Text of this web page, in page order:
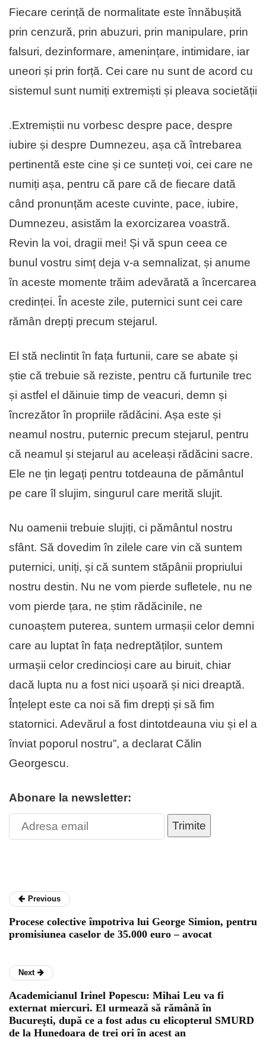
Fiecare cerință de normalitate este înnăbușită
prin cenzură, prin abuzuri, prin manipulare, prin
falsuri, dezinformare, amenințare, intimidare, iar
uneori și prin forță. Cei care nu sunt de acord cu
sistemul sunt numiți extremiști și pleava societății
.Extremiștii nu vorbesc despre pace, despre
iubire și despre Dumnezeu, așa că întrebarea
pertinentă este cine și ce sunteți voi, cei care ne
numiți așa, pentru că pare că de fiecare dată
când pronunțăm aceste cuvinte, pace, iubire,
Dumnezeu, asistăm la exorcizarea voastră.
Revin la voi, dragii mei! Și vă spun ceea ce
bunul vostru simț deja v-a semnalizat, și anume
în aceste momente trăim adevărată a încercarea
credinței. În aceste zile, puternici sunt cei care
rămân drepți precum stejarul.
El stă neclintit în fața furtunii, care se abate și
știe că trebuie să reziste, pentru că furtunile trec
și astfel el dăinuie timp de veacuri, demn și
încrezător în propriile rădăcini. Așa este și
neamul nostru, puternic precum stejarul, pentru
că neamul și stejarul au aceleași rădăcini sacre.
Ele ne țin legați pentru totdeauna de pământul
pe care îl slujim, singurul care merită slujit.
Nu oamenii trebuie slujiți, ci pământul nostru
sfânt. Să dovedim în zilele care vin că suntem
puternici, uniți, și că suntem stăpânii propriului
nostru destin. Nu ne vom pierde sufletele, nu ne
vom pierde țara, ne știm rădăcinile, ne
cunoaștem puterea, suntem urmașii celor demni
care au luptat în fața nedreptăților, suntem
urmașii celor credincioși care au biruit, chiar
dacă lupta nu a fost nici ușoară și nici dreaptă.
Înțelept este ca noi să fim drepți și să fim
statornici. Adevărul a fost dintotdeauna viu și el a
înviat poporul nostru”, a declarat Călin
Georgescu.
Abonare la newsletter:
Trimite
Previous
Procese colective împotriva lui George Simion, pentru
promisiunea caselor de 35.000 euro – avocat
Next
Academicianul Irinel Popescu: Mihai Leu va fi
externat miercuri. El urmează să rămână în
Bucureşti, după ce a fost adus cu elicopterul SMURD
de la Hunedoara de trei ori în acest an